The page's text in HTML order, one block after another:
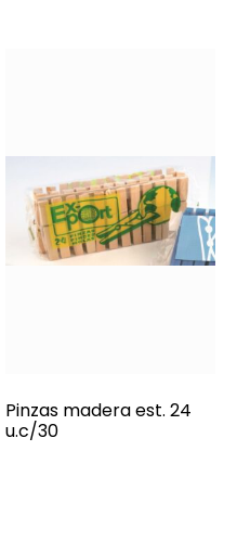
Pinzas madera est. 24
u.c/30